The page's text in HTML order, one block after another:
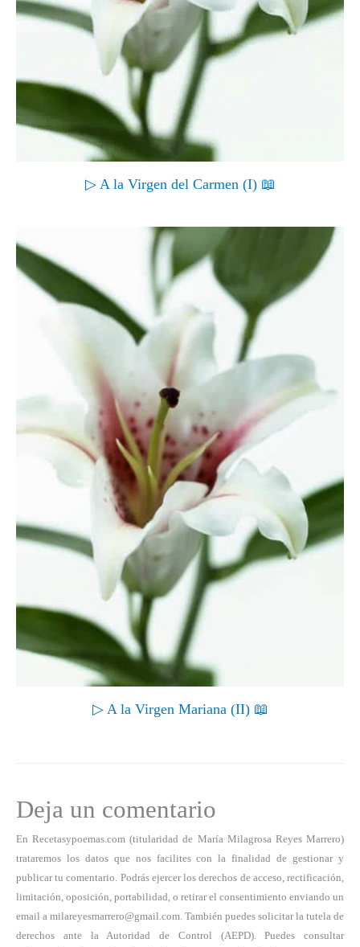
▷ A la Virgen del Carmen (I) 📖
▷ A la Virgen Mariana (II) 📖
Deja un comentario
En Recetasypoemas.com (titularidad de María Milagrosa Reyes Marrero)
trataremos los datos que nos facilites con la finalidad de gestionar y
publicar tu comentario. Podrás ejercer los derechos de acceso, rectificación,
limitación, oposición, portabilidad, o retirar el consentimiento enviando un
email a milareyesmarrero@gmail.com. También puedes solicitar la tutela de
derechos ante la Autoridad de Control (AEPD). Puedes consultar